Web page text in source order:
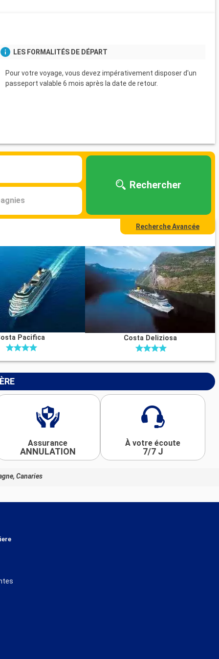
LES FORMALITÉS DE DÉPART
Pour votre voyage, vous devez impérativement disposer d'un
passeport valable 6 mois après la date de retour.
Rechercher
Recherche Avancée
Pacifica Costa Deliziosa
Assurance
ANNULATION
À votre écoute
7/7 J
Canaries